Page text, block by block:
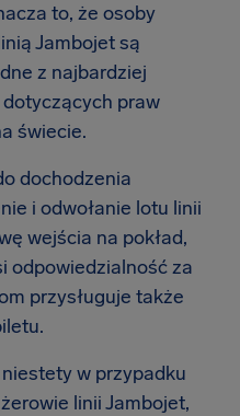
to, że osoby
Jambojet są
z najbardziej
praw
świecie.
dochodzenia
i odwołanie lotu linii
wejścia na pokład,
odpowiedzialność za
przysługuje także
w przypadku
linii Jambojet,